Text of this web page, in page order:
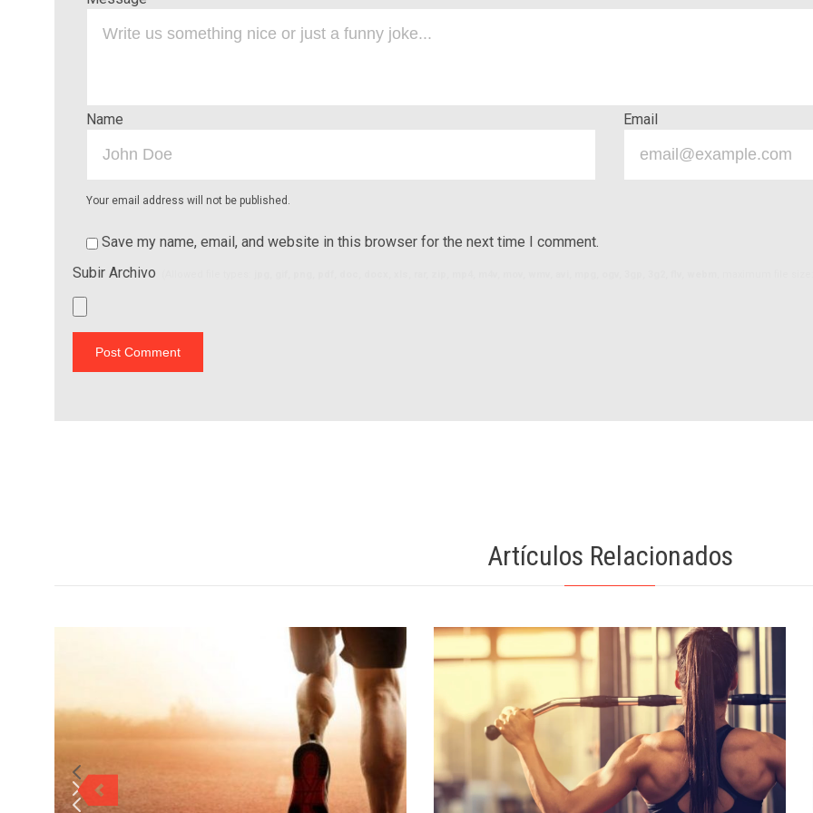
Name Email
Your email address will not be published.
Save my name, email, and website in this browser for the next time I comment.
Subir Archivo
Artículos Relacionados